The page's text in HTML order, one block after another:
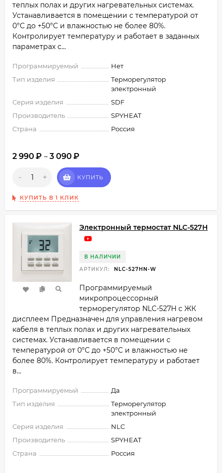
теплых полах и других нагревательных системах.
Устанавливается в помещении с температурой от
0°C до +50°C и влажностью не более 80%.
Контролирует температуру и работает в заданных
параметрах с...
Программируемый
Нет
Тип изделия
Терморегулятор
электронный
Серия изделия
SDF
Производитель
SPYHEAT
Страна
Россия
2 990 ₽ – 3 090 ₽
- + КУПИТЬ
КУПИТЬ В 1 КЛИК
Электронный термостат NLC-527H
В НАЛИЧИИ
АРТИКУЛ:
NLC-527HN-W
Программируемый
микропроцессорный
терморегулятор NLC-527H​ с ЖК
дисплеем Предназначен для управления нагревом
кабеля в теплых полах и других нагревательных
системах. Устанавливается в помещении с
температурой от 0°C до +50°C и влажностью не
более 80%. Контролирует температуру и работает
в...
Программируемый
Да
Тип изделия
Терморегулятор
электронный
Серия изделия
NLC
Производитель
SPYHEAT
Страна
Россия